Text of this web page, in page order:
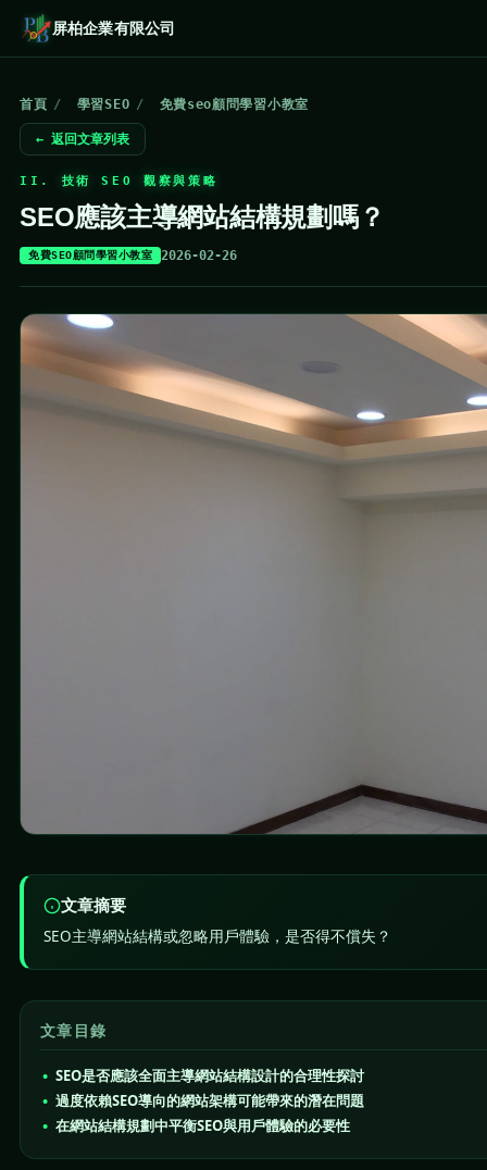
屏柏企業有限公司
首頁 / 學習SEO / 免費seo顧問學習小教室
← 返回文章列表
II. 技術 SEO 觀察與策略
SEO應該主導網站結構規劃嗎？
免費SEO顧問學習小教室 2026-02-26
文章摘要
SEO主導網站結構或忽略用戶體驗，是否得不償失？
文章目錄
SEO是否應該全面主導網站結構設計的合理性探討
過度依賴SEO導向的網站架構可能帶來的潛在問題
在網站結構規劃中平衡SEO與用戶體驗的必要性